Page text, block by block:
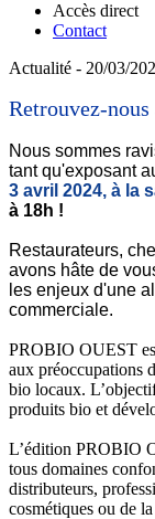
Accès direct
Contact
Actualité - 20/03/
Retrouvez-
Nous sommes
tant qu'exposant
3 avril 2024, à la
à 18h !
Restaurateurs,
avons hâte de
les enjeux d'une
commerciale.
PROBIO OUEST
aux préoccupations
bio locaux.
produits bio et
L’édition PROBIO
tous domaines
distributeurs,
cosmétiques ou de